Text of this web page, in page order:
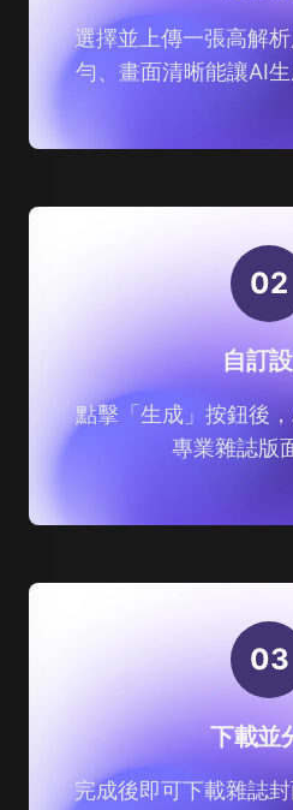
選擇並上傳一張高解
勻、畫面清晰能讓AI生
02
自訂
點擊「生成」按鈕後
專業雜誌版
03
下載並
完成後即可下載雜誌